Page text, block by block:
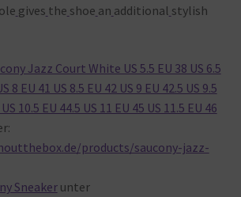
gives the shoe an additional stylish
Jazz Court White US 5.5 EU 38 US 6.5
8 EU 41 US 8.5 EU 42 US 9 EU 42.5 US 9.5
10.5 EU 44.5 US 11 EU 45 US 11.5 EU 46
products/saucony-jazz-
Sneakerunter